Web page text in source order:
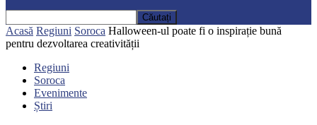
Acasă Regiuni Soroca Halloween-ul poate fi o inspirație bună
pentru dezvoltarea creativității
Regiuni
Soroca
Evenimente
Știri